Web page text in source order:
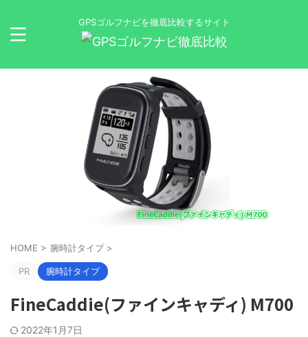
GPSゴルフナビを徹底比較するサイト
HOME > 腕時計タイプ >
PR 腕時計タイプ
FineCaddie(ファインキャディ) M700
2022年1月7日